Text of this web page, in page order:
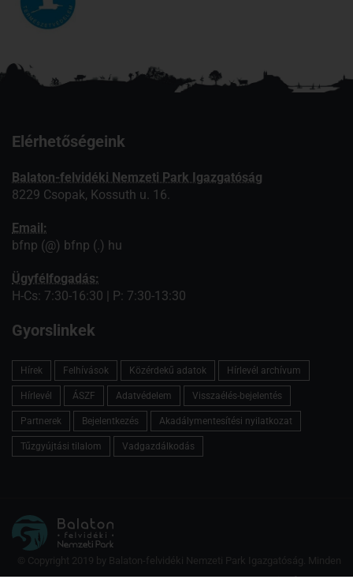
Elérhetőségeink
Balaton-felvidéki Nemzeti Park Igazgatóság
8229 Csopak, Kossuth u. 16.
Email:
bfnp (@) bfnp (.) hu
Ügyfélfogadás:
H-Cs: 7:30-16:30 | P: 7:30-13:30
Gyorslinkek
Hírek Felhívások Közérdekű adatok Hírlevél archívum
Hírlevél ÁSZF Adatvédelem Visszaélés-bejelentés
Partnerek Bejelentkezés Akadálymentesítési nyilatkozat
Tűzgyújtási tilalom Vadgazdálkodás
© Copyright 2019 by Balaton-felvidéki Nemzeti Park Igazgatóság. Minden
jog fenntartva.